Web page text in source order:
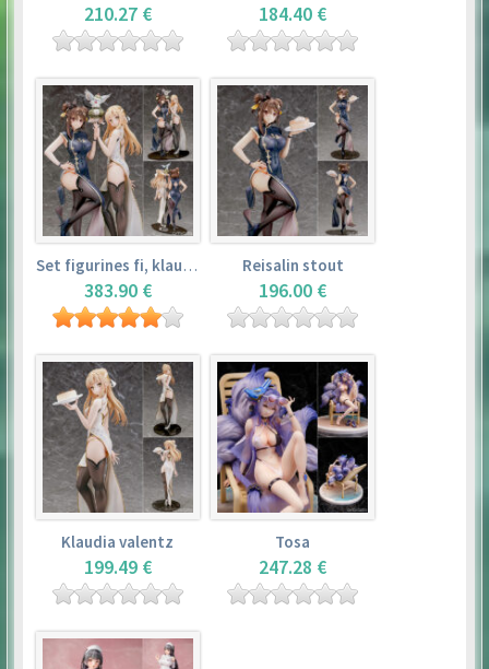
210.27 € 184.40 €
Set figurines fi, klaudia valentz, reisalin stout
383.90 €
Reisalin stout
196.00 €
Klaudia valentz
199.49 €
Tosa
247.28 €